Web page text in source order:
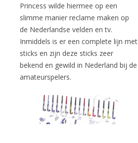
Princess wilde hiermee op een
slimme manier reclame maken op
de Nederlandse velden en tv.
Inmiddels is er een complete lijn met
sticks en zijn deze sticks zeer
bekend en gewild in Nederland bij de
amateurspelers.